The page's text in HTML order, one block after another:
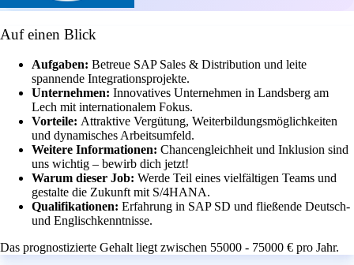
Auf einen Blick
Aufgaben: Betreue SAP Sales & Distribution und leite
spannende Integrationsprojekte.
Unternehmen: Innovatives Unternehmen in Landsberg am
Lech mit internationalem Fokus.
Vorteile: Attraktive Vergütung, Weiterbildungsmöglichkeiten
und dynamisches Arbeitsumfeld.
Weitere Informationen: Chancengleichheit und Inklusion sind
uns wichtig – bewirb dich jetzt!
Warum dieser Job: Werde Teil eines vielfältigen Teams und
gestalte die Zukunft mit S/4HANA.
Qualifikationen: Erfahrung in SAP SD und fließende Deutsch-
und Englischkenntnisse.
Das prognostizierte Gehalt liegt zwischen 55000 - 75000 € pro Jahr.